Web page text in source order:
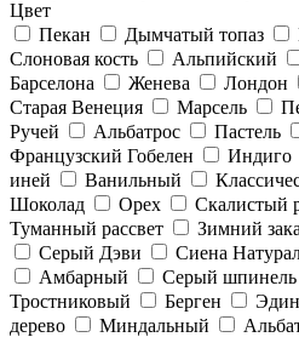
Цвет
Пекан
Дымчатый топаз
Слоновая кость
Альпийский
Барселона
Женева Лондон
Старая Венеция
Марсель
Ручей
Альбатрос Пастель
Французский Гобелен
Индиго
иней
Ванильный
Шоколад
Орех Скалистый
Туманный рассвет
Зимний
Серый Дэви
Сиена
Амбарный
Серый шпинель
Тростниковый
Берген
дерево
Миндальный